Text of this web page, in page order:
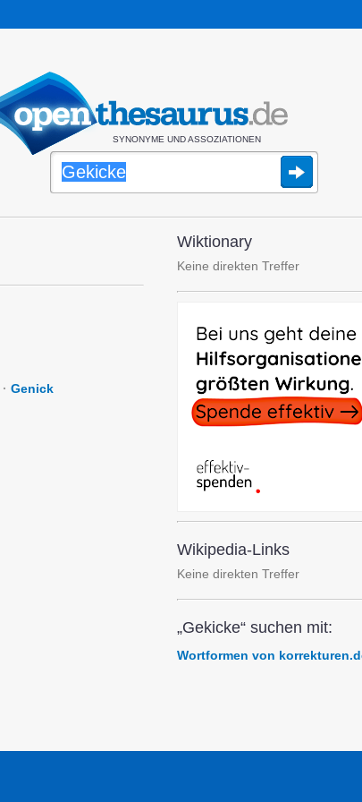
SYNONYME UND ASSOZIATIONEN
· Genick
Wiktionary
Keine direkten Treffer
Wikipedia-Links
Keine direkten Treffer
„Gekicke“ suchen mit:
Wortformen von